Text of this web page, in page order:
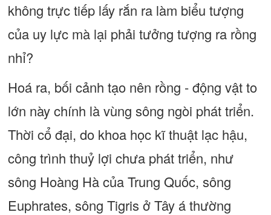
không trực tiếp lấy rắn ra làm biểu tượng
của uy lực mà lại phải tưởng tượng ra rồng
nhỉ?
Hoá ra, bối cảnh tạo nên rồng - động vật to
lớn này chính là vùng sông ngòi phát triển.
Thời cổ đại, do khoa học kĩ thuật lạc hậu,
công trình thuỷ lợi chưa phát triển, như
sông Hoàng Hà của Trung Quốc, sông
Euphrates, sông Tigris ở Tây á thường